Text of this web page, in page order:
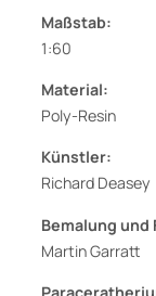
o
n
i
c
a
r
d
D
Maßstab:
1:60
Material:
Poly-Resin
Künstler:
Richard Deasey
Bemalung und
Martin Garratt